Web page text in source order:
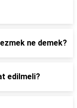
ne demek?
edilmeli?